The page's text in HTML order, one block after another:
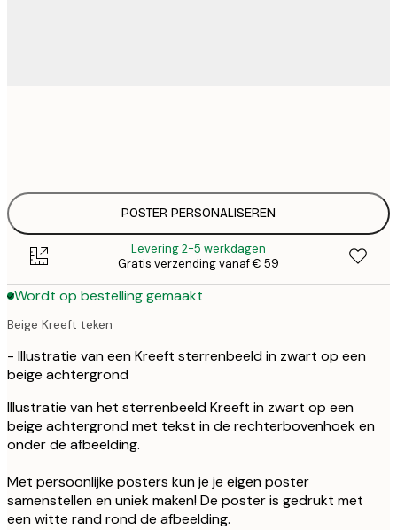
POSTER PERSONALISEREN
Levering 2-5 werkdagen
Gratis verzending vanaf € 59
Wordt op bestelling gemaakt
Beige Kreeft teken
- Illustratie van een Kreeft sterrenbeeld in zwart op een
beige achtergrond
Illustratie van het sterrenbeeld Kreeft in zwart op een
beige achtergrond met tekst in de rechterbovenhoek en
onder de afbeelding.
Met persoonlijke posters kun je je eigen poster
samenstellen en uniek maken! De poster is gedrukt met
een witte rand rond de afbeelding.